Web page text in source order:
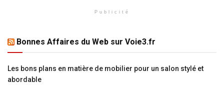
Publicité
Bonnes Affaires du Web sur Voie3.fr
Les bons plans en matière de mobilier pour un salon stylé et
abordable